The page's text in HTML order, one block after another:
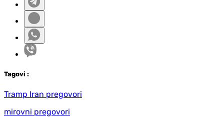
Tagovi :
Tramp Iran pregovori
mirovni pregovori